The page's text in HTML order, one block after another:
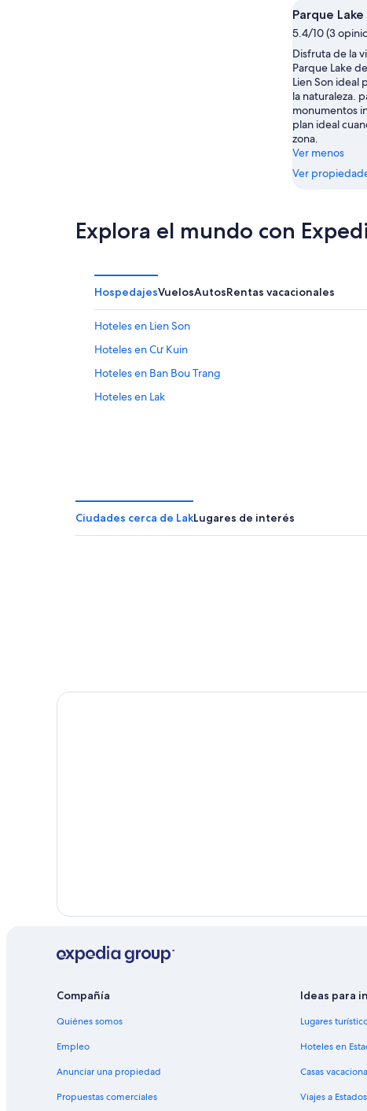
8
ago
la
noche,
ago
-
9
ago
este
fin
semana,
7
ago
-
9
ago
Parque
5.4/10 (3
Disfruta de la
Parque Lake
Lien Son ideal
la naturaleza.
monumentos
plan ideal
zona.
Ver menos
Ver
Explora el mundo con
HospedajesVuelosAutosRentas vacacionales
Hoteles en Lien Son
Hoteles en Cư Kuin
Hoteles en Ban Bou Trang
Hoteles en Lak
Ciudades cerca de LakLugares de interés
Compañía
Quiénes somos
Empleo
Anunciar una propiedad
Propuestas comerciales
Ideas para
Lugares
Hoteles en
Casas
Viajes a